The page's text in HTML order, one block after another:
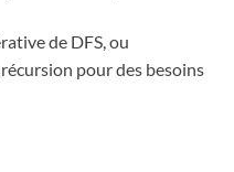
de DFS, ou
pour des besoins